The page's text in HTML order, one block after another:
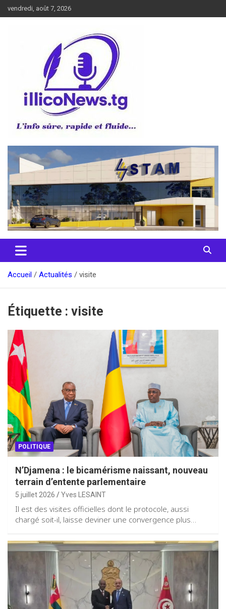
au
vendredi, août 7, 2026
illiconews
Accueil Actualités visite
Étiquette : visite
POLITIQUE
N’Djamena : le bicamérisme naissant, nouveau
terrain d’entente parlementaire
5 juillet 2026 Yves LESAINT
Il est des visites officielles dont le protocole, aussi
chargé soit-il, laisse deviner une convergence plus…